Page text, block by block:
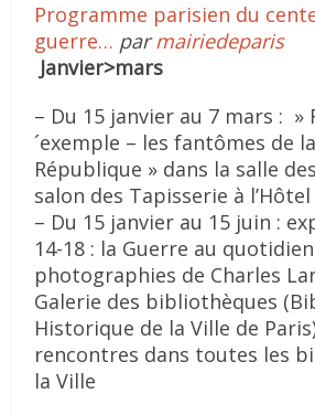
Programme parisien du
guerre… parmairiedeparis
Janvier>mars
– Du 15 janvier au 7 mars : »
´exemple – les fantômes de la
République » dans la salle
salon des Tapisserie à
– Du 15 janvier au 15 juin :
14-18 : la Guerre au
photographies de Charles
Galerie des bibliothèques
Historique de la Ville de
rencontres dans toutes les
la Ville